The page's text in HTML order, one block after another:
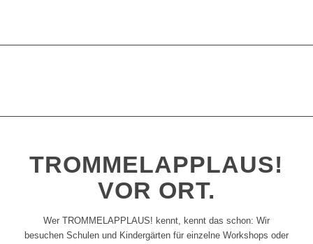
TROMMELAPPLAUS!
VOR ORT.
Wer TROMMELAPPLAUS! kennt, kennt das schon: Wir
besuchen Schulen und Kindergärten für einzelne Workshops oder